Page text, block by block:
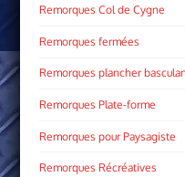
Remorques Col de Cygne
Remorques fermées
Remorques plancher
Remorques Plate­-forme
Remorques pour Paysagiste
Remorques Récréatives